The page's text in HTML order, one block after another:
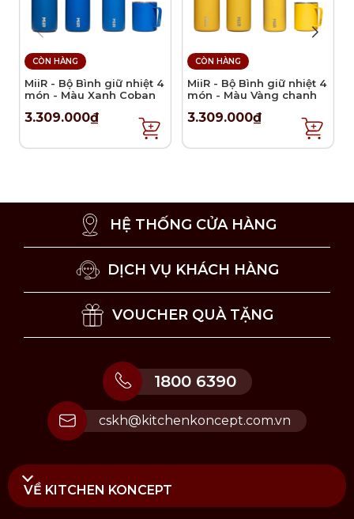
CÒN HÀNG
MiiR - Bộ Bình giữ nhiệt 4
món - Màu Xanh Coban
3.309.000₫
CÒN HÀNG
MiiR - Bộ Bình giữ nhiệt 4
món - Màu Vàng chanh
3.309.000₫
HỆ THỐNG CỬA HÀNG
DỊCH VỤ KHÁCH HÀNG
VOUCHER QUÀ TẶNG
1800 6390
cskh@kitchenkoncept.com.vn
VỀ KITCHEN KONCEPT